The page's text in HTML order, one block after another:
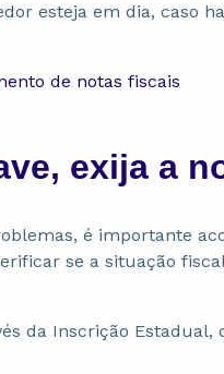
esteja em dia, caso
de notas fiscais
exija a
é importante
se a situação
da Inscrição